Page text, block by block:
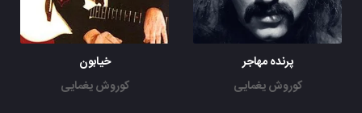
پرنده مهاجر
کوروش یغمایی
خیابون
کوروش یغمایی